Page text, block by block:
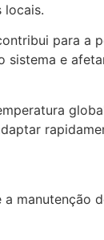
locais.
para a
e
manutenção